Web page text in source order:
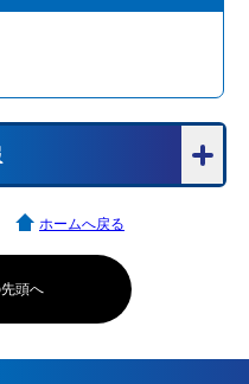
頭へ
ホームへ戻る